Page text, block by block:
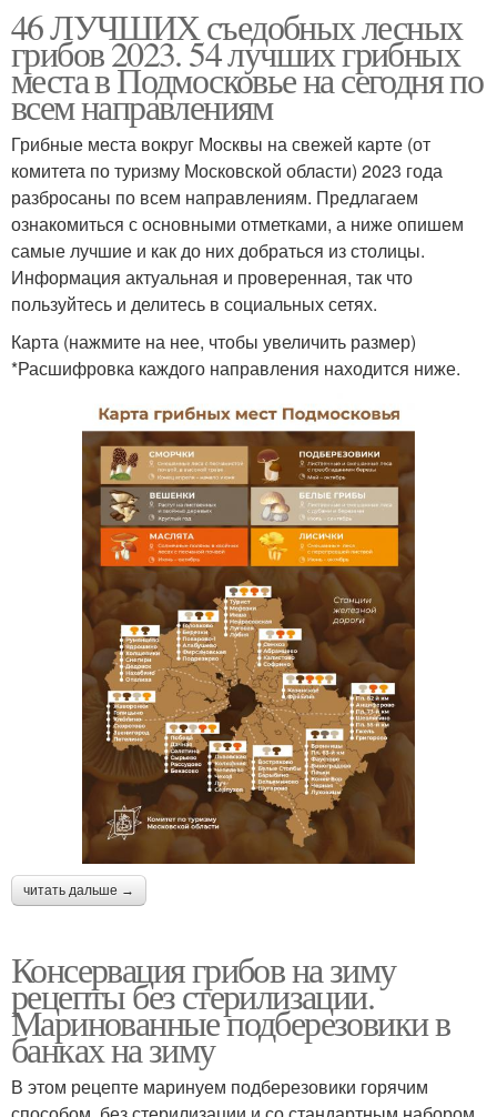
46 ЛУЧШИХ съедобных лесных
грибов 2023. 54 лучших грибных
места в Подмосковье на сегодня по
всем направлениям
Грибные места вокруг Москвы на свежей карте (от
комитета по туризму Московской области) 2023 года
разбросаны по всем направлениям. Предлагаем
ознакомиться с основными отметками, а ниже опишем
самые лучшие и как до них добраться из столицы.
Информация актуальная и проверенная, так что
пользуйтесь и делитесь в социальных сетях.
Карта (нажмите на нее, чтобы увеличить размер)
*Расшифровка каждого направления находится ниже.
читать дальше →
Консервация грибов на зиму
рецепты без стерилизации.
Маринованные подберезовики в
банках на зиму
В этом рецепте маринуем подберезовики горячим